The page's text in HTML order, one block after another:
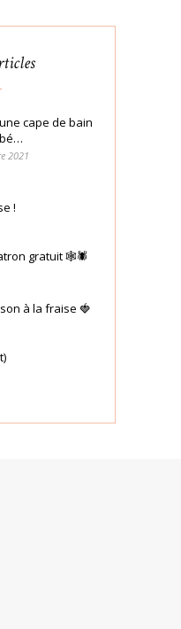
cape de bain
2021
!
gratuit 🕸🕷
à la fraise 🍓